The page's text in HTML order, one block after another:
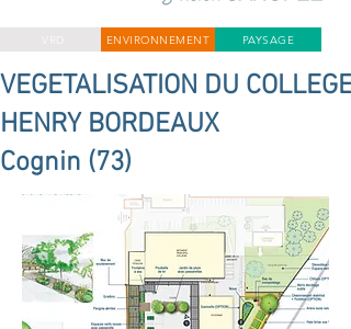
ENVIRONNEMENT PAYSAGE
VEGETALISATION DU COLLEGE
HENRY BORDEAUX
Cognin (73)